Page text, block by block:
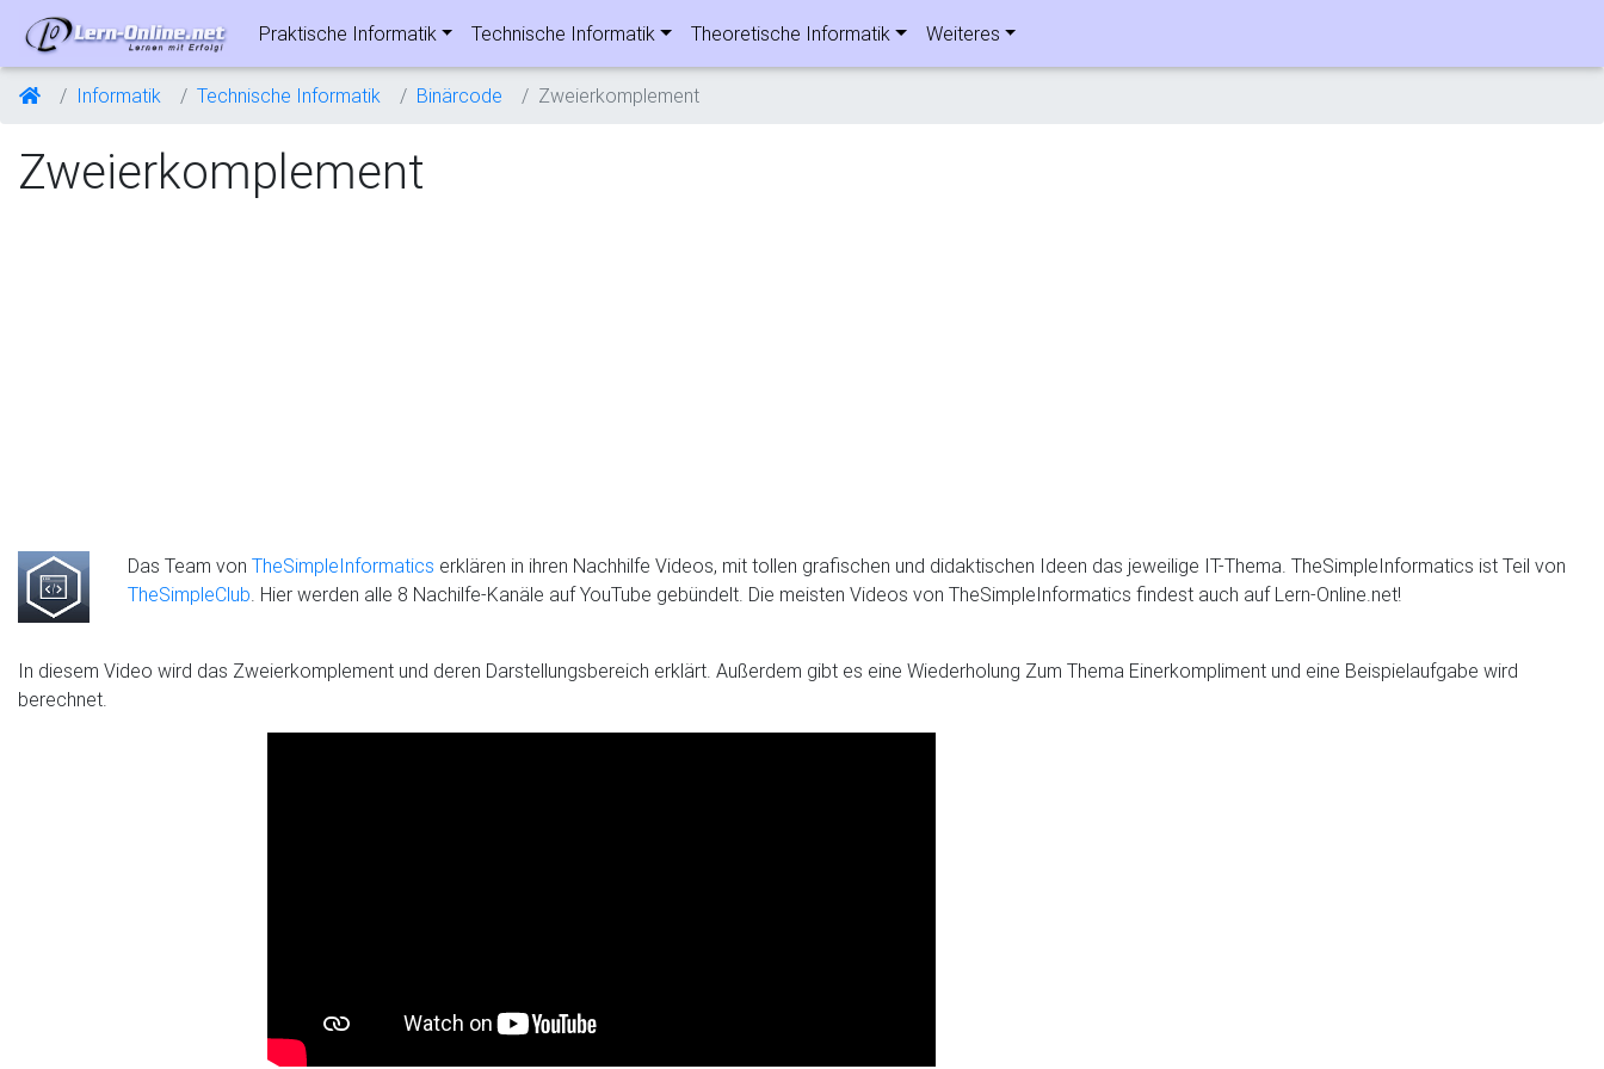
Praktische Informatik Technische Informatik Theoretische Informatik Weiteres
Informatik Technische Informatik Binärcode Zweierkomplement
Zweierkomplement
Das Team von TheSimpleInformatics erklären in ihren Nachhilfe Videos, mit tollen grafischen und didaktischen Ideen das jeweilige IT-Thema. TheSimpleInformatics ist Teil von
TheSimpleClub. Hier werden alle 8 Nachilfe-Kanäle auf YouTube gebündelt. Die meisten Videos von TheSimpleInformatics findest auch auf Lern-Online.net!
In diesem Video wird das Zweierkomplement und deren Darstellungsbereich erklärt. Außerdem gibt es eine Wiederholung Zum Thema Einerkompliment und eine Beispielaufgabe wird
berechnet.